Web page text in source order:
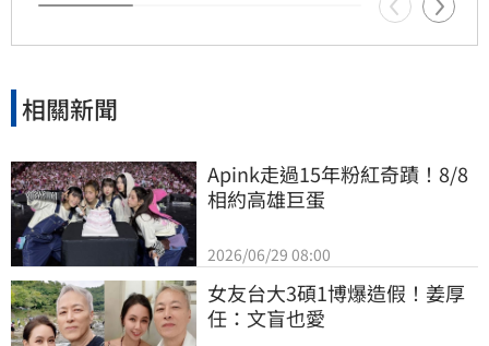
相關新聞
Apink走過15年粉紅奇蹟！8/8
相約高雄巨蛋
2026/06/29 08:00
女友台大3碩1博爆造假！姜厚
任：文盲也愛